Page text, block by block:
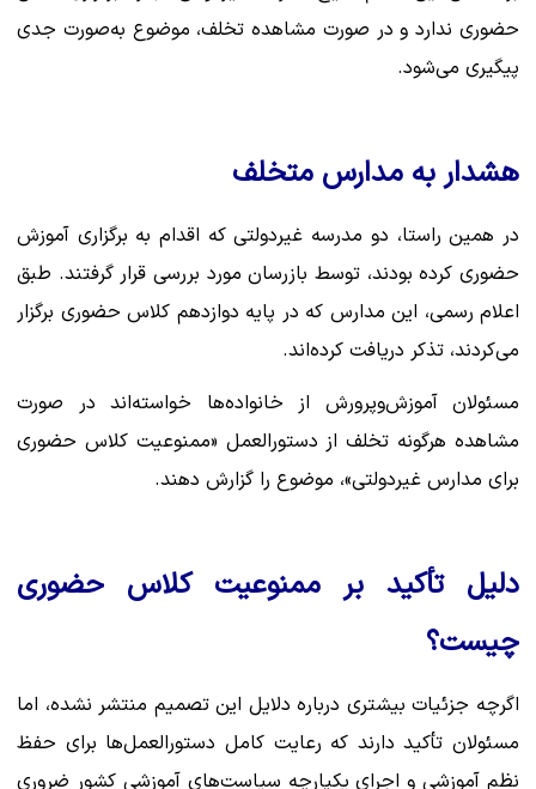
حضوری ندارد و در صورت مشاهده تخلف، موضوع به‌صورت جدی
پیگیری می‌شود.
هشدار به مدارس متخلف
در همین راستا، دو مدرسه غیردولتی که اقدام به برگزاری آموزش
حضوری کرده بودند، توسط بازرسان مورد بررسی قرار گرفتند. طبق
اعلام رسمی، این مدارس که در پایه دوازدهم کلاس حضوری برگزار
می‌کردند، تذکر دریافت کرده‌اند.
مسئولان آموزش‌وپرورش از خانواده‌ها خواسته‌اند در صورت
مشاهده هرگونه تخلف از دستورالعمل «ممنوعیت کلاس حضوری
برای مدارس غیردولتی»، موضوع را گزارش دهند.
دلیل تأکید بر ممنوعیت کلاس حضوری
چیست؟
اگرچه جزئیات بیشتری درباره دلایل این تصمیم منتشر نشده، اما
مسئولان تأکید دارند که رعایت کامل دستورالعمل‌ها برای حفظ
نظم آموزشی و اجرای یکپارچه سیاست‌های آموزشی کشور ضروری